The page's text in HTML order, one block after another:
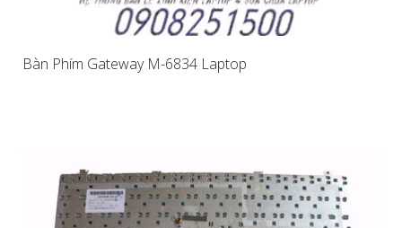
Bàn Phím Gateway M-6834 Laptop